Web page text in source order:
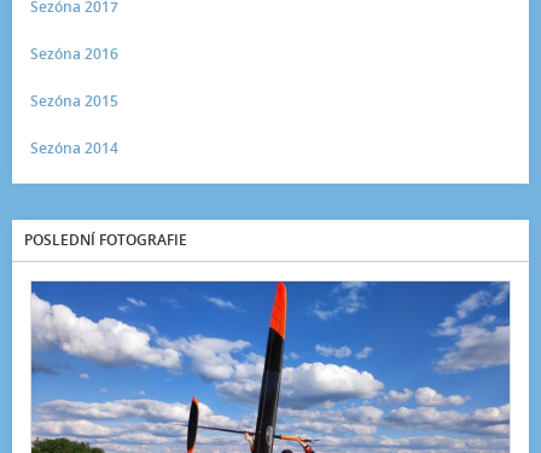
Sezóna 2017
Sezóna 2016
Sezóna 2015
Sezóna 2014
POSLEDNÍ FOTOGRAFIE